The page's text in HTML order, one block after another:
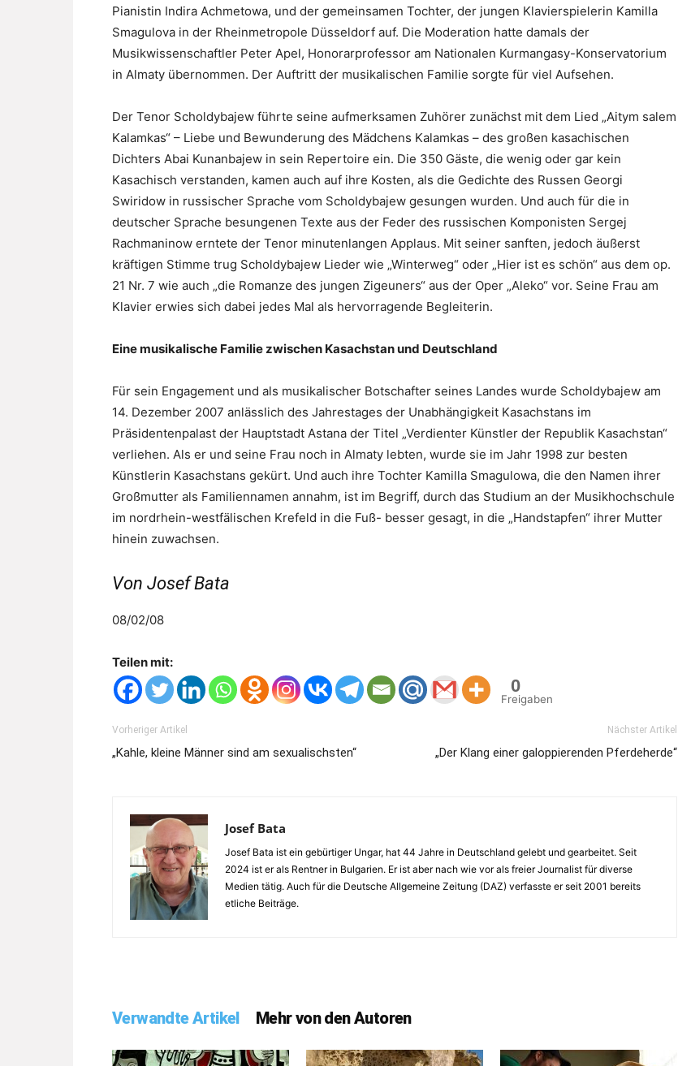
Pianistin Indira Achmetowa, und der gemeinsamen Tochter, der jungen Klavierspielerin Kamilla
Smagulova in der Rheinmetropole Düsseldorf auf. Die Moderation hatte damals der
Musikwissenschaftler Peter Apel, Honorarprofessor am Nationalen Kurmangasy-Konservatorium
in Almaty übernommen. Der Auftritt der musikalischen Familie sorgte für viel Aufsehen.
Der Tenor Scholdybajew führte seine aufmerksamen Zuhörer zunächst mit dem Lied „Aitym salem
Kalamkas“ – Liebe und Bewunderung des Mädchens Kalamkas – des großen kasachischen
Dichters Abai Kunanbajew in sein Repertoire ein. Die 350 Gäste, die wenig oder gar kein
Kasachisch verstanden, kamen auch auf ihre Kosten, als die Gedichte des Russen Georgi
Swiridow in russischer Sprache vom Scholdybajew gesungen wurden. Und auch für die in
deutscher Sprache besungenen Texte aus der Feder des russischen Komponisten Sergej
Rachmaninow erntete der Tenor minutenlangen Applaus. Mit seiner sanften, jedoch äußerst
kräftigen Stimme trug Scholdybajew Lieder wie „Winterweg“ oder „Hier ist es schön“ aus dem op.
21 Nr. 7 wie auch „die Romanze des jungen Zigeuners“ aus der Oper „Aleko“ vor. Seine Frau am
Klavier erwies sich dabei jedes Mal als hervorragende Begleiterin.
Eine musikalische Familie zwischen Kasachstan und Deutschland
Für sein Engagement und als musikalischer Botschafter seines Landes wurde Scholdybajew am
14. Dezember 2007 anlässlich des Jahrestages der Unabhängigkeit Kasachstans im
Präsidentenpalast der Hauptstadt Astana der Titel „Verdienter Künstler der Republik Kasachstan“
verliehen. Als er und seine Frau noch in Almaty lebten, wurde sie im Jahr 1998 zur besten
Künstlerin Kasachstans gekürt. Und auch ihre Tochter Kamilla Smagulowa, die den Namen ihrer
Großmutter als Familiennamen annahm, ist im Begriff, durch das Studium an der Musikhochschule
im nordrhein-westfälischen Krefeld in die Fuß- besser gesagt, in die „Handstapfen“ ihrer Mutter
hinein zuwachsen.
Von Josef Bata
08/02/08
Teilen mit:
0
Freigaben
Vorheriger Artikel
„Kahle, kleine Männer sind am sexualischsten“
Nächster Artikel
„Der Klang einer galoppierenden Pferdeherde“
Josef Bata
Josef Bata ist ein gebürtiger Ungar, hat 44 Jahre in Deutschland gelebt und gearbeitet. Seit
2024 ist er als Rentner in Bulgarien. Er ist aber nach wie vor als freier Journalist für diverse
Medien tätig. Auch für die Deutsche Allgemeine Zeitung (DAZ) verfasste er seit 2001 bereits
etliche Beiträge.
Verwandte Artikel Mehr von den Autoren